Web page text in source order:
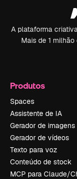
A plataforma
Mais de 1
Produtos
Spaces
Assistente de IA
Gerador de imagens
Gerador de vídeos
Texto para voz
Conteúdo de stock
MCP para Claude/